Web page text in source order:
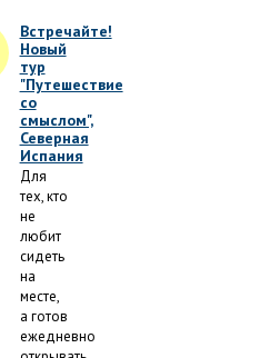
Встречайте!
Новый
тур
"Путешествие
со
смыслом",
Северная
Испания
Для
тех, кто
не
любит
сидеть
на
месте,
а готов
ежедневно